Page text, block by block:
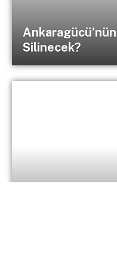
Silinecek?